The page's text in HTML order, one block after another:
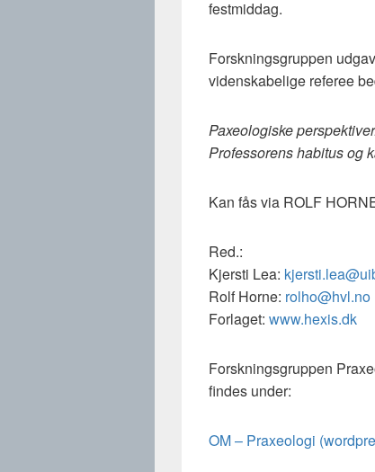
festmiddag.
Forskningsgruppen
videnskabelige referee
Paxeologiske
Professorens habitus og
Kan fås via ROLF
Red.:
Kjersti Lea:
Rolf Horne: rolho@hvl.no
Forlaget: www.hexis.dk
Forskningsgruppen
findes under:
OM – Praxeologi